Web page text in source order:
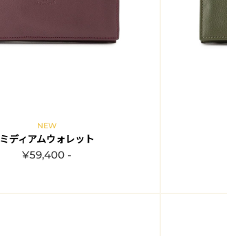
NEW
ミディアムウォレット
¥59,400 -